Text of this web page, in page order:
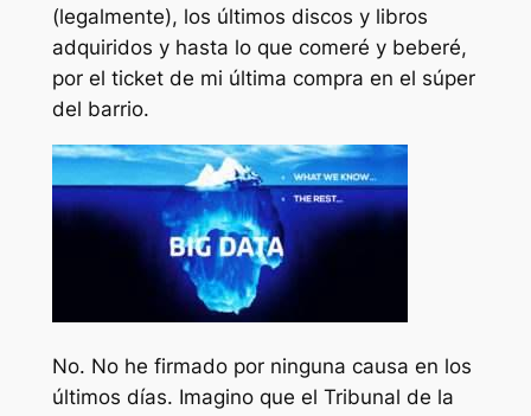
(legalmente), los últimos discos y libros
adquiridos y hasta lo que comeré y beberé,
por el ticket de mi última compra en el súper
del barrio.
No. No he firmado por ninguna causa en los
últimos días. Imagino que el Tribunal de la